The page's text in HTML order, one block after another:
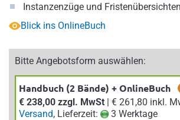
Instanzenzüge und Fristenübersichten
Blick ins OnlineBuch
Bitte Angebotsform auswählen:
Handbuch (2 Bände) + OnlineBuch
€ 238,00 zzgl. MwSt
| € 261,80 inkl.
Versand, Lieferzeit: 3 Werktage